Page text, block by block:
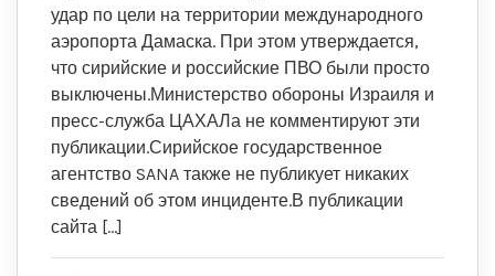
удар по цели на территории международного
аэропорта Дамаска. При этом утверждается,
что сирийские и российские ПВО были просто
выключены.Министерство обороны Израиля и
пресс-служба ЦАХАЛа не комментируют эти
публикации.Сирийское государственное
агентство SANA также не публикует никаких
сведений об этом инциденте.В публикации
сайта […]